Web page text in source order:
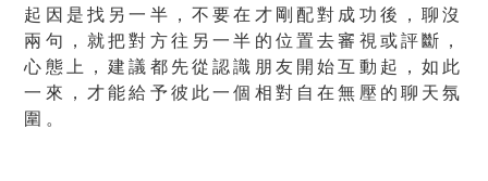
起因是找另一半，不要在才剛配對成功後，聊沒
兩句，就把對方往另一半的位置去審視或評斷，
心態上，建議都先從認識朋友開始互動起，如此
一來，才能給予彼此一個相對自在無壓的聊天氛
圍。